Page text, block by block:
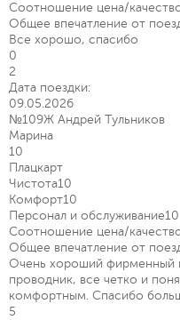
Соотношение цена/
Общее впечатление от
Все хорошо, спасибо
0
2
Дата поездки:
09.05.2026
№109Ж Андрей Тульников
Марина
10
Плацкарт
Чистота10
Комфорт10
Персонал и обслуживание10
Соотношение цена/
Общее впечатление от
Очень хороший фирменный
проводник, все четко и
комфортным. Спасибо
5